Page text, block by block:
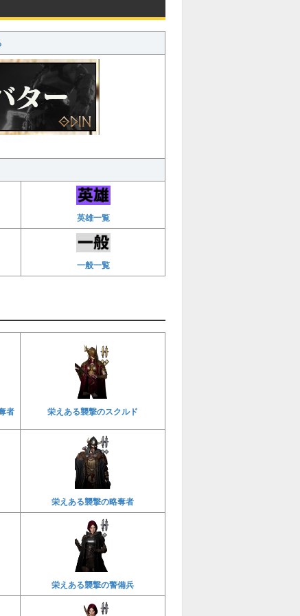
英雄一覧
一般一覧
者 栄えある襲撃のスクルド
栄えある襲撃の略奪者
栄えある襲撃の警備兵